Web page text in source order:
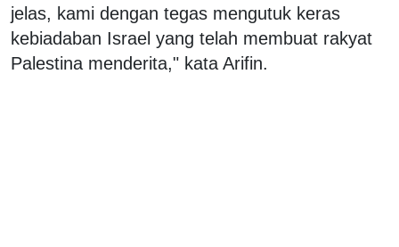
jelas, kami dengan tegas mengutuk keras
kebiadaban Israel yang telah membuat rakyat
Palestina menderita," kata Arifin.